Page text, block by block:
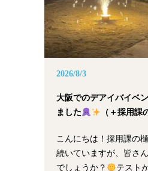
2026/8/3
大阪でのデアイバイベ
ました
（＋採用課
こんにちは！採用課の
続いていますが、皆さ
でしょうか？
テスト